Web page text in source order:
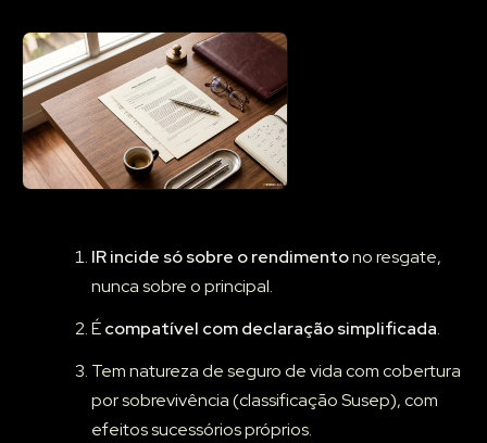
IR incide só sobre o rendimentono resgate,
nunca sobre o principal.
Écompatível com declaração simplificada.
Tem natureza de seguro de vida com cobertura
por sobrevivência (classificação Susep), com
efeitos sucessórios próprios.